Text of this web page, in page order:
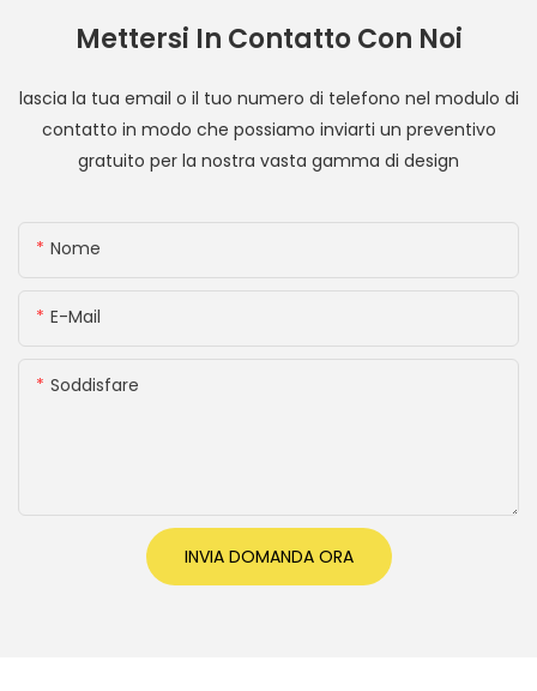
Mettersi In Contatto Con Noi
lascia la tua email o il tuo numero di telefono nel modulo di
contatto in modo che possiamo inviarti un preventivo
gratuito per la nostra vasta gamma di design
Nome
E-Mail
Soddisfare
INVIA DOMANDA ORA